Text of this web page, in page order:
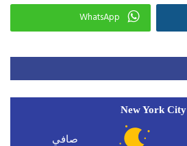
WhatsApp
New York City
صافي